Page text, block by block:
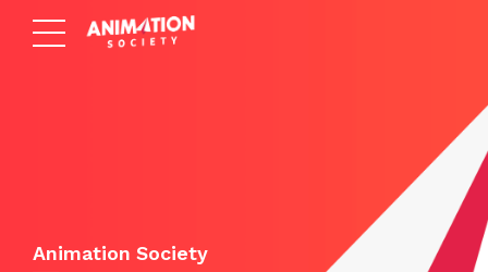
Animation Society